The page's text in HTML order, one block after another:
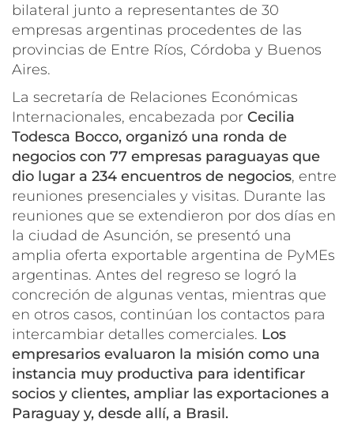
bilateral junto a representantes de 30
empresas argentinas procedentes de las
provincias de Entre Ríos, Córdoba y Buenos
Aires.
La secretaría de Relaciones Económicas
Internacionales, encabezada por Cecilia
Todesca Bocco, organizó una ronda de
negocios con 77 empresas paraguayas que
dio lugar a 234 encuentros de negocios, entre
reuniones presenciales y visitas. Durante las
reuniones que se extendieron por dos días en
la ciudad de Asunción, se presentó una
amplia oferta exportable argentina de PyMEs
argentinas. Antes del regreso se logró la
concreción de algunas ventas, mientras que
en otros casos, continúan los contactos para
intercambiar detalles comerciales. Los
empresarios evaluaron la misión como una
instancia muy productiva para identificar
socios y clientes, ampliar las exportaciones a
Paraguay y, desde allí, a Brasil.